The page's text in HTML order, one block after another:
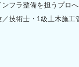
ンフラ整備を担うプロ
／技術士・1級土木施